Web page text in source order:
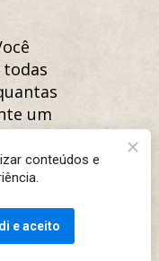
um
conteúdos e
e aceito